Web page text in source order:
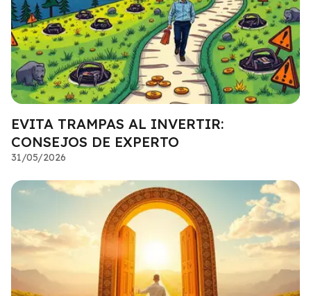
EVITA TRAMPAS AL INVERTIR:
CONSEJOS DE EXPERTO
31/05/2026